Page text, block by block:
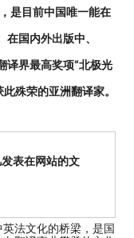
是目前中国唯一能在
国内外出版中、
译界最高奖项“北极光
殊荣的亚洲翻译家。
表在网站的文
法文化的桥梁，是国